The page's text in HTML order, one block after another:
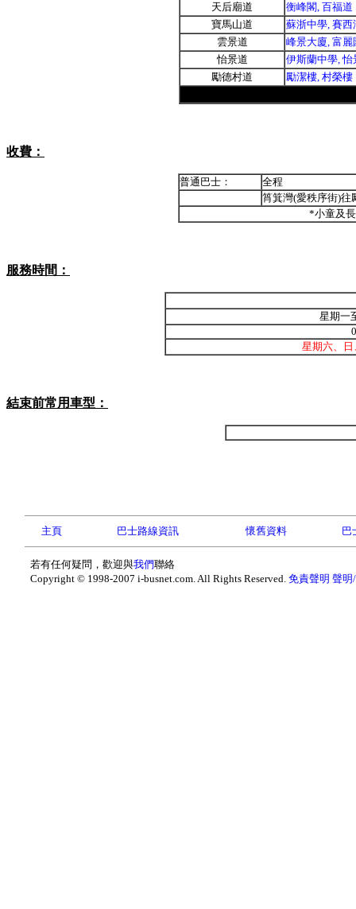
天后廟道
衡峰閣, 百福道
寶馬山道
蘇浙中學, 賽
雲景道
峰景大廈, 富麗
怡景道
伊斯蘭中學, 怡
勵德村道
勵潔樓, 村榮樓
收費：
普通巴士：
全程
筲箕灣(愛秩序街)往
*小童及
服務時間：
星期一
星期六、
結束前常用車型：
主頁 巴士路線資訊 懷舊資料 巴
若有任何疑問，歡迎與我們聯絡
Copyright © 1998-2007 i-busnet.com. All Rights Reserved. 免責聲明 聲明